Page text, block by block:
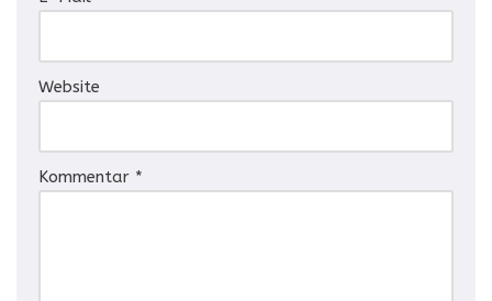
Website
Kommentar *